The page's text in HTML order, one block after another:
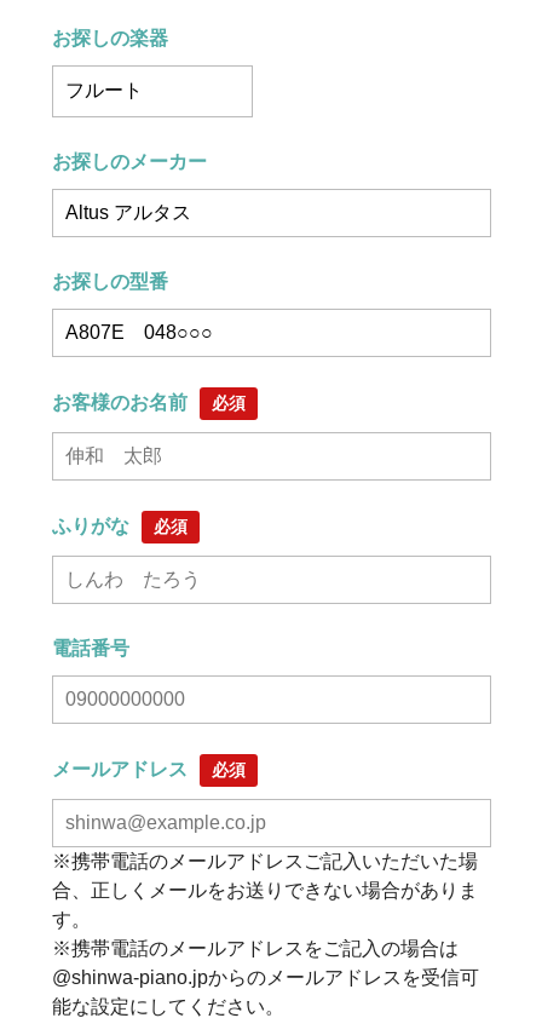
お探しの楽器
お探しのメーカー
お探しの型番
お客様のお名前 必須
ふりがな 必須
電話番号
メールアドレス 必須
※携帯電話のメールアドレスご記入いただいた場
合、正しくメールをお送りできない場合がありま
す。
※携帯電話のメールアドレスをご記入の場合は
@shinwa-piano.jpからのメールアドレスを受信可
能な設定にしてください。